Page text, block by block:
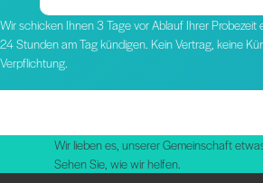
Wir schicken Ihnen 3 Tage vor Ablauf Ihrer Probezeit
24 Stunden am Tag kündigen. Kein Vertrag, keine
Verpflichtung.
Wir lieben es, unserer Gemeinschaft
Sehen Sie, wie wir helfen.